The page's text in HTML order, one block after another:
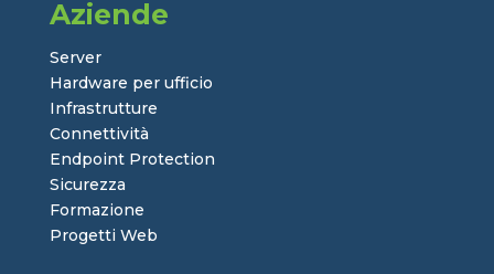
Aziende
Server
Hardware per ufficio
Infrastrutture
Connettività
Endpoint Protection
Sicurezza
Formazione
Progetti Web